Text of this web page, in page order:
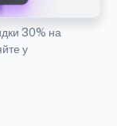
30% на
у